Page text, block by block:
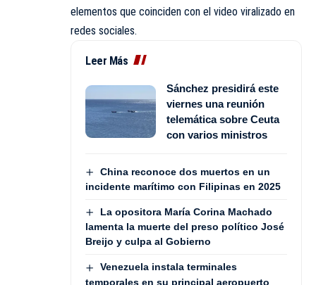
elementos que coinciden con el video viralizado en
redes sociales.
Leer Más
Sánchez presidirá este
viernes una reunión
telemática sobre Ceuta
con varios ministros
China reconoce dos muertos en un
incidente marítimo con Filipinas en 2025
La opositora María Corina Machado
lamenta la muerte del preso político José
Breijo y culpa al Gobierno
Venezuela instala terminales
temporales en su principal aeropuerto